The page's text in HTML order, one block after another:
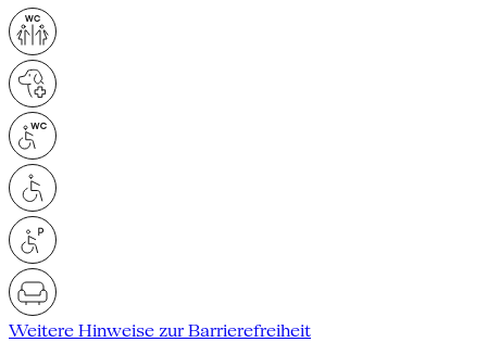
Weitere Hinweise zur Barrierefreiheit